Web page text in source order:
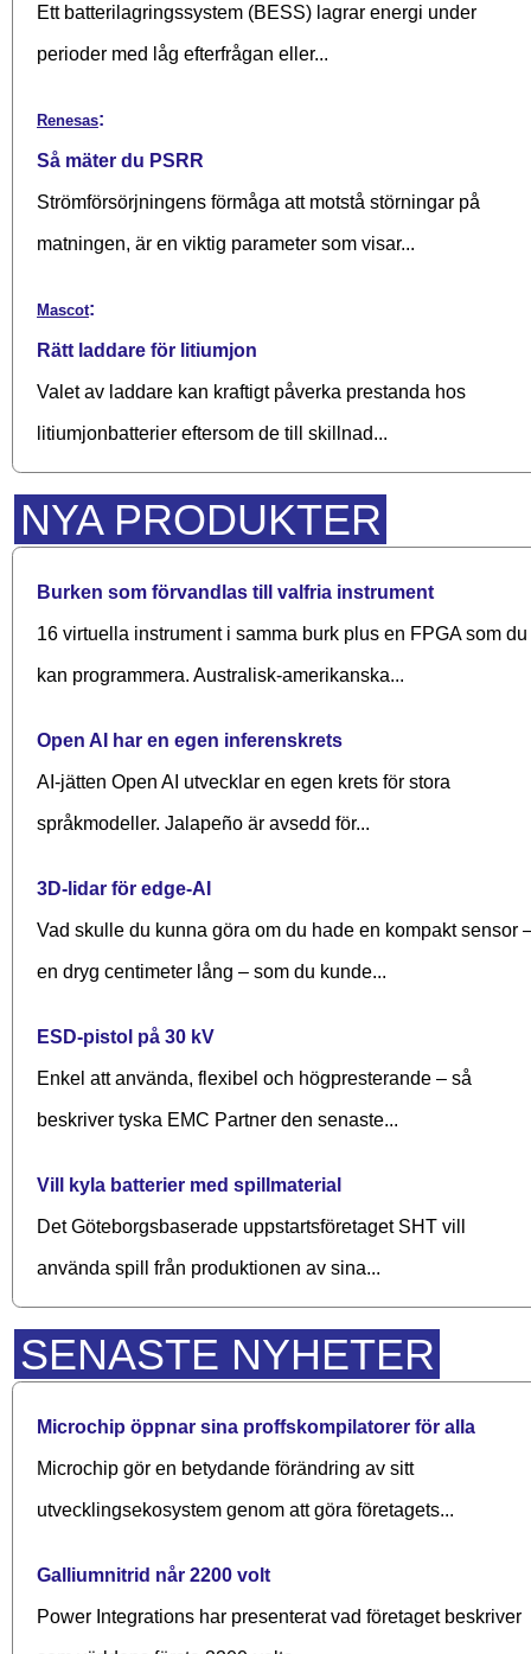
Ett batterilagringssystem (BESS) lagrar energi under
perioder med låg efterfrågan eller...
Renesas:
Så mäter du PSRR
Strömförsörjningens förmåga att motstå störningar på
matningen, är en viktig parameter som visar...
Mascot:
Rätt laddare för litiumjon
Valet av laddare kan kraftigt påverka prestanda hos
litiumjonbatterier eftersom de till skillnad...
NYA PRODUKTER
Burken som förvandlas till valfria instrument
16 virtuella instrument i samma burk plus en FPGA som du
kan programmera. Australisk-amerikanska...
Open AI har en egen inferenskrets
AI-jätten Open AI utvecklar en egen krets för stora
språkmodeller. Jalapeño är avsedd för...
3D-lidar för edge-AI
Vad skulle du kunna göra om du hade en kompakt sensor
en dryg centimeter lång – som du kunde...
ESD-pistol på 30 kV
Enkel att använda, flexibel och högpresterande – så
beskriver tyska EMC Partner den senaste...
Vill kyla batterier med spillmaterial
Det Göteborgsbaserade upp­starts­företaget SHT vill
använda spill från produktionen av sina...
SENASTE NYHETER
Microchip öppnar sina proffskompilatorer för alla
Microchip gör en betydande förändring av sitt
utvecklingsekosystem genom att göra företagets...
Galliumnitrid når 2200 volt
Power Integrations har presenterat vad företaget beskriver